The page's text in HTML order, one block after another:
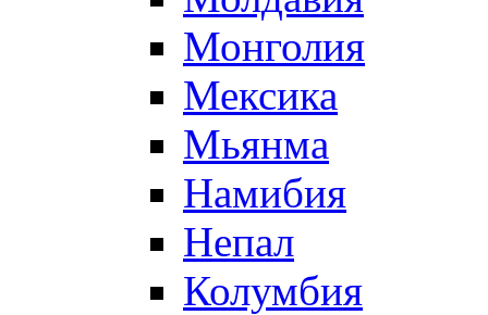
Монголия
Мексика
Мьянма
Намибия
Непал
Колумбия